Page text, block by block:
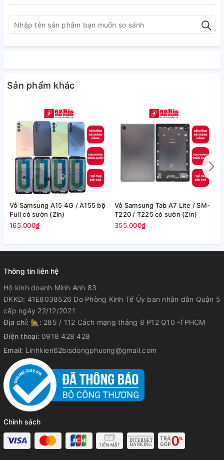
Sản phẩm khác
Vỏ Samsung A15 4G / A155 bộ
Full có sườn (Zin)
165.000₫
Vỏ Samsung Tab A7 Lite / SM-
T220 / T225 có sườn (Zin)
355.000₫
Thông tin liên hệ
Hộ kinh doanh Minh Anh 83
ĐKKD: 41E8038526 Do Phòng Kinh Tế Ủy ban nhân dân Quận 5
cấp ngày 22/12/2021
Địa chỉ: 🏡: 285 / 112 Cách mạng tháng 8 P12 Q10 -TPHCM
Điện thoại: 0918 428 428
Email: Linhkien62bisdongphuong@gmail.com
Chính sách